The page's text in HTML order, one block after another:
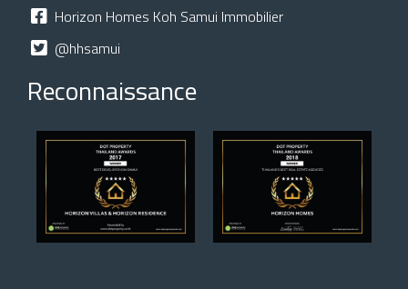
Horizon Homes Koh Samui Immobilier
@hhsamui
Reconnaissance